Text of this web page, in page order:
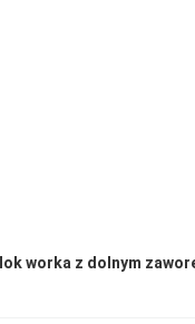
worka z dolnym